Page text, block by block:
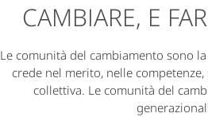
CAMBIARE, E
Le comunità del cambiamento sono
crede nel merito, nelle
collettiva. Le comunità del